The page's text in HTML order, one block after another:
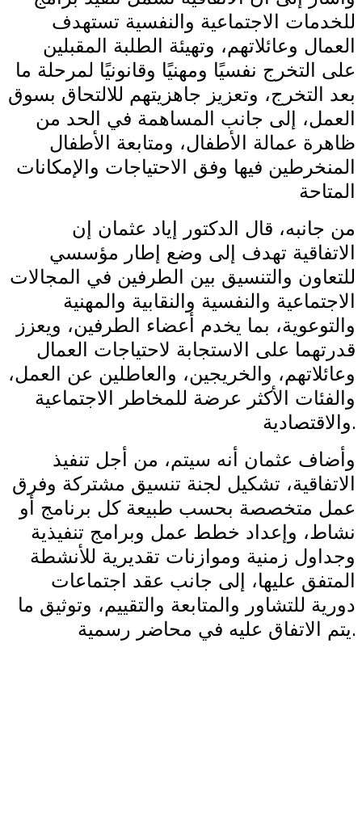
للخدمات الاجتماعية والنفسية تستهدف
العمال وعائلاتهم، وتهيئة الطلبة المقبلين
على التخرج نفسيًا ومهنيًا وقانونيًا لمرحلة ما
بعد التخرج، وتعزيز جاهزيتهم للالتحاق بسوق
العمل، إلى جانب المساهمة في الحد من
ظاهرة عمالة الأطفال، ومتابعة الأطفال
المنخرطين فيها وفق الاحتياجات والإمكانات
المتاحة
من جانبه، قال الدكتور إياد عثمان إن
الاتفاقية تهدف إلى وضع إطار مؤسسي
للتعاون والتنسيق بين الطرفين في المجالات
الاجتماعية والنفسية والنقابية والمهنية
والتوعوية، بما يخدم أعضاء الطرفين، ويعزز
قدرتهما على الاستجابة لاحتياجات العمال
وعائلاتهم، والخريجين، والعاطلين عن العمل،
والفئات الأكثر عرضة للمخاطر الاجتماعية
والاقتصادية.
وأضاف عثمان أنه سيتم، من أجل تنفيذ
الاتفاقية، تشكيل لجنة تنسيق مشتركة وفرق
عمل متخصصة بحسب طبيعة كل برنامج أو
نشاط، وإعداد خطط عمل وبرامج تنفيذية
وجداول زمنية وموازنات تقديرية للأنشطة
المتفق عليها، إلى جانب عقد اجتماعات
دورية للتشاور والمتابعة والتقييم، وتوثيق ما
يتم الاتفاق عليه في محاضر رسمية.